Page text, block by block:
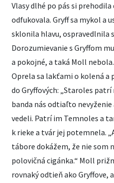
Vlasy dlhé po pás si
odfukovala. Gryff sa mykol a
sklonila hlavu, ospravedlnila
Dorozumievanie s Gryffom
a pokojné, a taká Moll nebola.
Oprela sa lakťami o kolená a
do Gryffových: „Staroles
banda nás odtiaľto
vedeli. Patrí im Temnoles a
k rieke a tvár jej potemnela.
tábore dokážem, že nie som
polovičná cigánka.“ Moll
rovnaký odtieň ako Gryffove,